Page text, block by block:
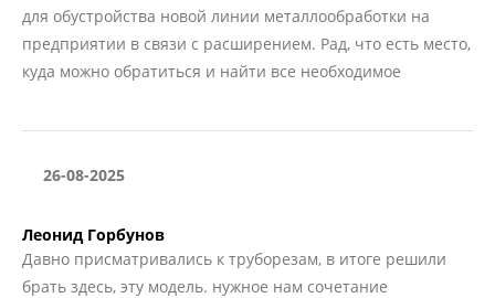
для обустройства новой линии металлообработки на
предприятии в связи с расширением. Рад, что есть место,
куда можно обратиться и найти все необходимое
26-08-2025
Леонид Горбунов
Давно присматривались к труборезам, в итоге решили
брать здесь, эту модель. нужное нам сочетание